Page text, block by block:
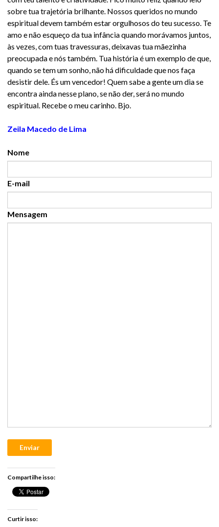
sobre tua trajetória brilhante. Nossos queridos no mundo
espiritual devem também estar orgulhosos do teu sucesso. Te
amo e não esqueço da tua infância quando morávamos juntos,
às vezes, com tuas travessuras, deixavas tua mãezinha
preocupada e nós também. Tua história é um exemplo de que,
quando se tem um sonho, não há dificuldade que nos faça
desistir dele. És um vencedor! Quem sabe a gente um dia se
encontra ainda nesse plano, se não der, será no mundo
espiritual. Recebe o meu carinho. Bjo.
Zeila Macedo de Lima
Nome
E-mail
Mensagem
Enviar
Compartilhe isso:
Curtir isso: